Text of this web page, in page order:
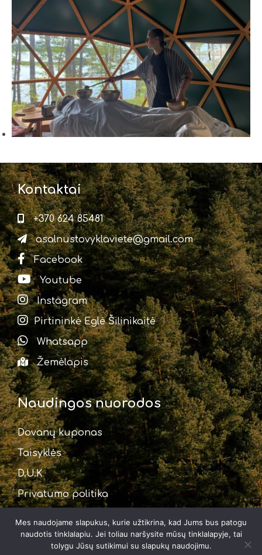
Kontaktai
+370 624 85481
asalnustovyklaviete@gmail.com
Facebook
Youtube
Instagram
Pirtininkė Eglė Šilinikaitė
Whatsapp
Žemėlapis
Naudingos nuorodos
Dovanų kuponas
Taisyklės
D.U.K
Privatumo politika
Mes naudojame slapukus, kurie užtikrina, kad Jums bus patogu
naudotis tinklalapiu. Jei toliau naršysite mūsų tinklalapyje, tai
tolygu Jūsų sutikimui su slapukų naudojimu.